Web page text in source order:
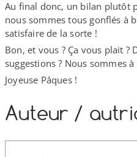
Au final donc, un bilan plutôt
nous sommes tous gonflés à
satisfaire de la sorte !
Bon, et vous ? Ça vous plait ?
suggestions ? Nous sommes
Joyeuse Pâques !
Auteur /​